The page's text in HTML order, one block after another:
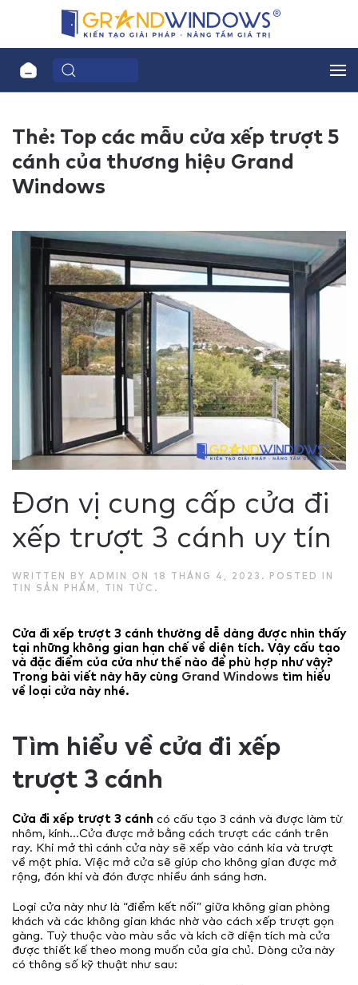
Thẻ: Top các mẫu cửa xếp trượt 5
cánh của thương hiệu Grand
Windows
Đơn vị cung cấp cửa đi
xếp trượt 3 cánh uy tín
WRITTEN BY ADMIN ON 18 THÁNG 4, 2023 . POSTED IN
TIN SẢN PHẨM , TIN TỨC .
Cửa đi xếp trượt 3 cánh thường dễ dàng được nhìn thấy
tại những không gian hạn chế về diện tích. Vậy cấu tạo
và đặc điểm của cửa như thế nào để phù hợp như vậy?
Trong bài viết này hãy cùng Grand Windows tìm hiểu
về loại cửa này nhé.
Tìm hiểu về cửa đi xếp
trượt 3 cánh
Cửa đi xếp trượt 3 cánh có cấu tạo 3 cánh và được làm từ
nhôm, kính…Cửa được mở bằng cách trượt các cánh trên
ray. Khi mở thì cánh cửa này sẽ xếp vào cánh kia và trượt
về một phía. Việc mở cửa sẽ giúp cho không gian được mở
rộng, đón khí và đón được nhiều ánh sáng hơn.
Loại cửa này như là “điểm kết nối” giữa không gian phòng
khách và các không gian khác nhờ vào cách xếp trượt gọn
gàng. Tuỳ thuộc vào màu sắc và kích cỡ diện tích mà cửa
được thiết kế theo mong muốn của gia chủ. Dòng cửa này
có thông số kỹ thuật như sau: